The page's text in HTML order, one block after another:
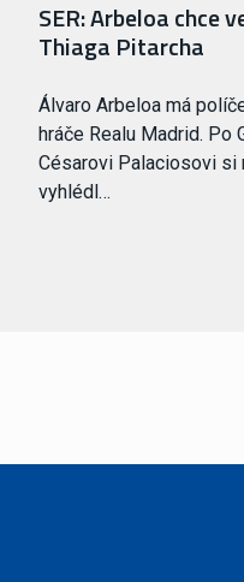
SER: Arbeloa chce
Thiaga Pitarcha
Álvaro Arbeloa má
hráče Realu Madrid. Po
Césarovi Palaciosovi si
vyhlédl…